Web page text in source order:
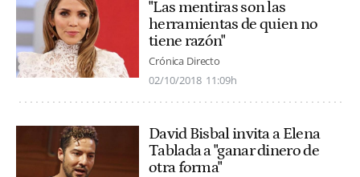
"Las mentiras son las
herramientas de quien no
tiene razón"
Crónica Directo
02/10/2018 11:09h
David Bisbal invita a Elena
Tablada a "ganar dinero de
otra forma"